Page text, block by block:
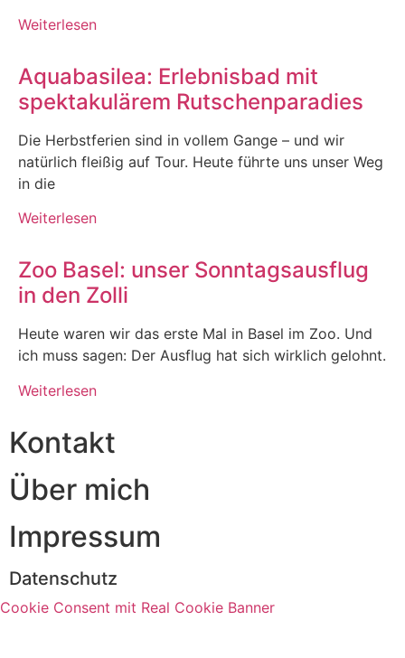
Weiterlesen
Aquabasilea: Erlebnisbad mit
spektakulärem Rutschenparadies
Die Herbstferien sind in vollem Gange – und wir
natürlich fleißig auf Tour. Heute führte uns unser Weg
in die
Weiterlesen
Zoo Basel: unser Sonntagsausflug
in den Zolli
Heute waren wir das erste Mal in Basel im Zoo. Und
ich muss sagen: Der Ausflug hat sich wirklich gelohnt.
Weiterlesen
Kontakt
Über mich
Impressum
Datenschutz
Cookie Consent mit Real Cookie Banner